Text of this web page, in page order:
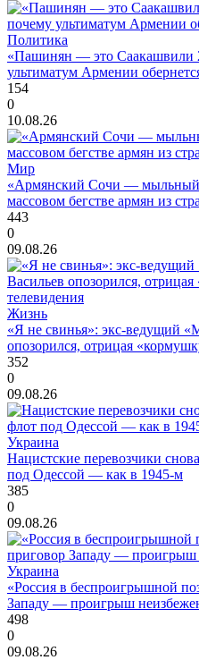
Политика
«Пашинян — это Саакашвили
ультиматум Армении
154
0
10.08.26
Мир
«Армянский Сочи — мыльный
массовом бегстве армян из
443
0
09.08.26
Жизнь
«Я не свинья»: экс-ведущий
опозорился, отрицая
352
0
09.08.26
Украина
Нацистские перевозчики
под Одессой — как в 1945-м
385
0
09.08.26
Украина
«Россия в беспроигрышной
Западу — проигрыш
498
0
09.08.26